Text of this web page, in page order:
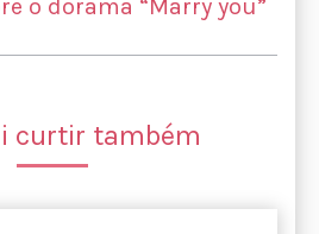
o dorama “Marry you”
curtir também